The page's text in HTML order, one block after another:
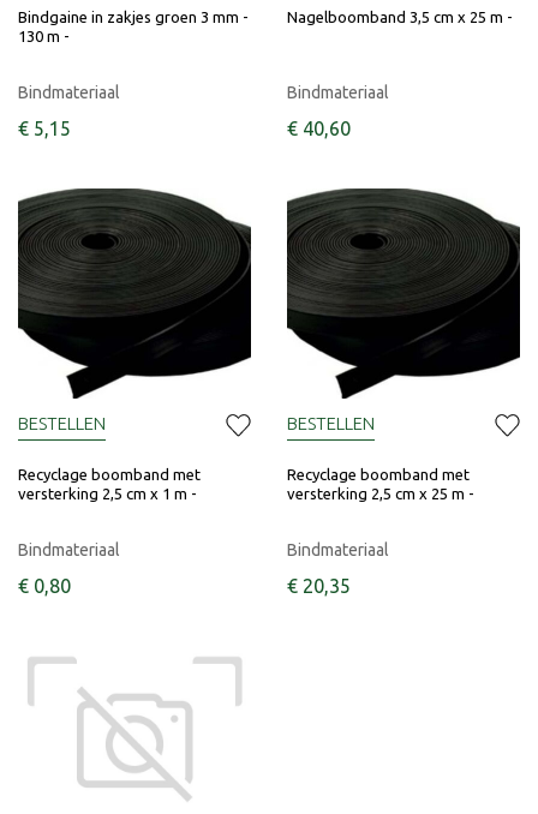
Bindgaine in zakjes groen 3 mm -
130 m -
Bindmateriaal
€ 5,15
Nagelboomband 3,5 cm x 25 m -
Bindmateriaal
€ 40,60
Recyclage boomband met
versterking 2,5 cm x 1 m -
Bindmateriaal
€ 0,80
BESTELLEN
Recyclage boomband met
versterking 2,5 cm x 25 m -
Bindmateriaal
€ 20,35
BESTELLEN